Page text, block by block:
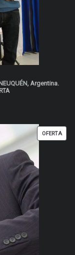
Argentina.
OFERTA